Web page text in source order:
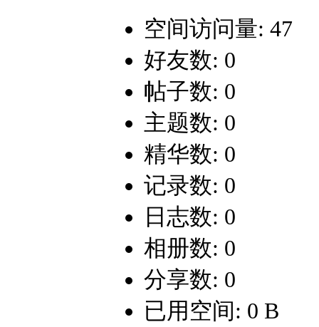
空间访问量: 47
好友数: 0
帖子数: 0
主题数: 0
精华数: 0
记录数: 0
日志数: 0
相册数: 0
分享数: 0
已用空间: 0 B